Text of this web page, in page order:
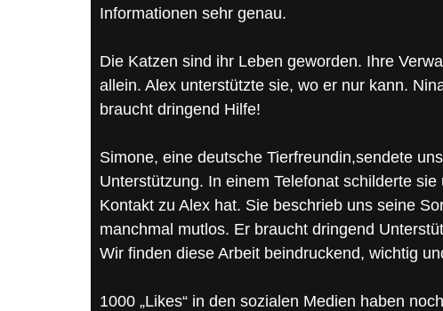
Informationen sehr genau.
Die Katzen sind ihr Leben geworden. Ihre
allein. Alex unterstützte sie, wo er nur kann.
braucht dringend Hilfe!
Simone, eine deutsche Tierfreundin,sendete
Unterstützung. In einem Telefonat schilderte
Kontakt zu Alex hat. Sie beschrieb uns seine
manchmal mutlos. Er braucht dringend
Wir finden diese Arbeit beindruckend, wichtig
1000 „Likes“ in den sozialen Medien haben